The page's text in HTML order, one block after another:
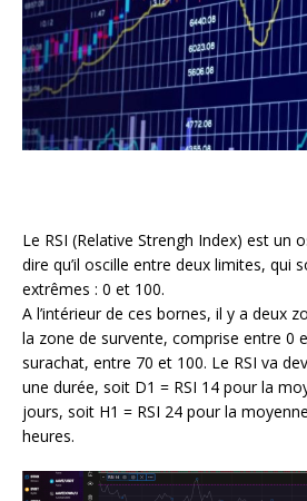
Le RSI (Relative Strengh Index) est un
dire qu’il oscille entre deux limites, qui
extrêmes : 0 et 100.
A l’intérieur de ces bornes, il y a deux
la zone de survente, comprise entre 0
surachat, entre 70 et 100. Le RSI va
une durée, soit D1 = RSI 14 pour la
jours, soit H1 = RSI 24 pour la
heures.